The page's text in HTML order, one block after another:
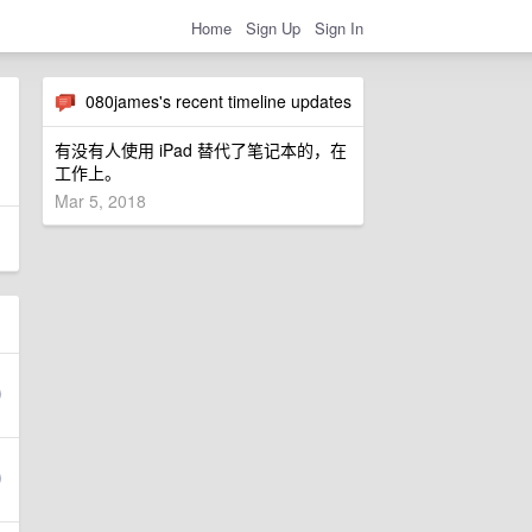
Home Sign Up Sign In
080james's recent timeline updates
有没有人使用 iPad 替代了笔记本的，在
工作上。
Mar 5, 2018